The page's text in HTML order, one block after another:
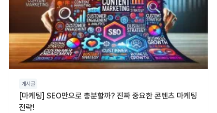
게시글
[마케팅] SEO만으로 충분할까? 진짜 중요한 콘텐츠 마케팅
전략!